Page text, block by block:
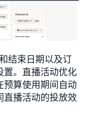
结束日期以及订
置。直播活动优化
预算使用期间自动
直播活动的投放效